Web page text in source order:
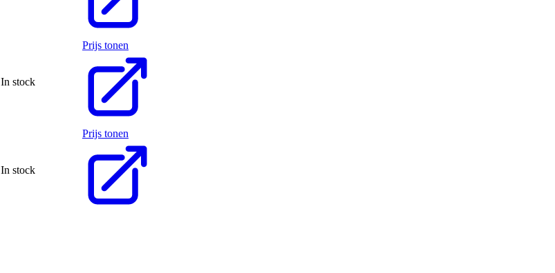
In stock
Prijs tonen
In stock
Prijs tonen